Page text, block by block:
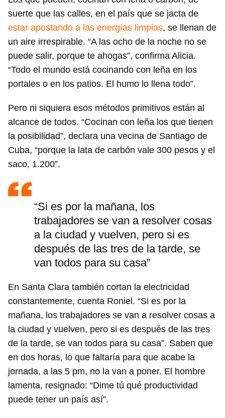
suerte que las calles, en el país que se jacta de
estar apostando a las energías limpias, se llenan de
un aire irrespirable. “A las ocho de la noche no se
puede salir, porque te ahogas”, confirma Alicia.
“Todo el mundo está cocinando con leña en los
portales o en los patios. El humo lo llena todo”.
Pero ni siquiera esos métodos primitivos están al
alcance de todos. “Cocinan con leña los que tienen
la posibilidad”, declara una vecina de Santiago de
Cuba, “porque la lata de carbón vale 300 pesos y el
saco, 1.200”.
“Si es por la mañana, los
trabajadores se van a resolver cosas
a la ciudad y vuelven, pero si es
después de las tres de la tarde, se
van todos para su casa”
En Santa Clara también cortan la electricidad
constantemente, cuenta Roniel. “Si es por la
mañana, los trabajadores se van a resolver cosas a
la ciudad y vuelven, pero si es después de las tres
de la tarde, se van todos para su casa”. Saben que
en dos horas, lo que faltaría para que acabe la
jornada, a las 5 pm, no la van a poner. El hombre
lamenta, resignado: “Dime tú qué productividad
puede tener un país así”.